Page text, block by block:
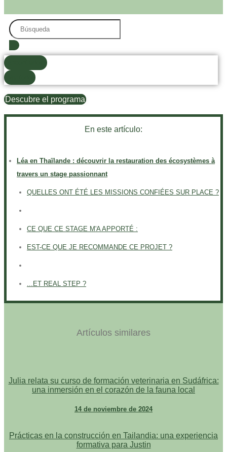
Search
...
Descubre el programa
En este artículo:
Léa en Thaïlande : découvrir la restauration des écosystèmes à
travers un stage passionnant
QUELLES ONT ÉTÉ LES MISSIONS CONFIÉES SUR PLACE ?
CE QUE CE STAGE M'A APPORTÉ :
EST-CE QUE JE RECOMMANDE CE PROJET ?
...ET REAL STEP ?
Artículos similares
Julia relata su curso de formación veterinaria en Sudáfrica:
una inmersión en el corazón de la fauna local
14 de noviembre de 2024
Prácticas en la construcción en Tailandia: una experiencia
formativa para Justin